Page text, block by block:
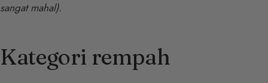
sangat mahal).
Kategori rempah